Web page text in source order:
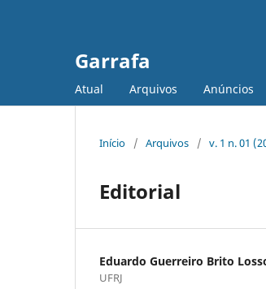
Garrafa
Atual Arquivos Anúncios
Início / Arquivos / v. 1 n. 01
Editorial
Eduardo Guerreiro Brito
UFRJ